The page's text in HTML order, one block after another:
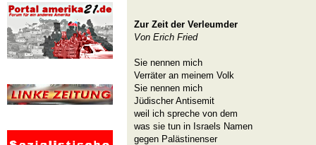
Zur Zeit der Verleumder
Von Erich Fried
Sie nennen mich
Verräter an meinem Volk
Sie nennen mich
Jüdischer Antisemit
weil ich spreche von dem
was sie tun in Israels Namen
gegen Palästinenser